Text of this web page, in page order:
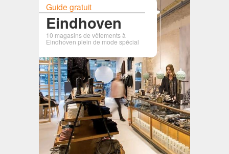
Guide gratuit
Eindhoven
10 magasins de vêtements à
Eindhoven plein de mode spécial